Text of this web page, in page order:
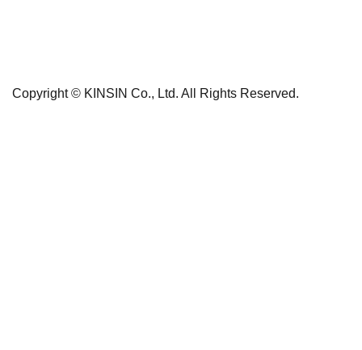
Copyright © KINSIN Co., Ltd. All Rights Reserved.